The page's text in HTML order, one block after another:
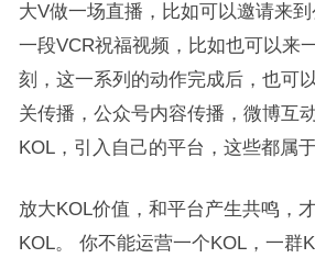
大V做一场直播，比如可以邀请来
一段VCR祝福视频，比如也可以来
刻，这一系列的动作完成后，也可
关传播，公众号内容传播，微博互
KOL，引入自己的平台，这些都属
放大KOL价值，和平台产生共鸣，
KOL。 你不能运营一个KOL，一群